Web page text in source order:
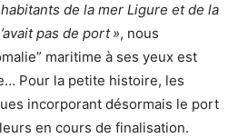
de la mer Ligure et de la
pas de port », nous
maritime à ses yeux est
Pour la petite histoire, les
incorporant désormais le port
en cours de finalisation.